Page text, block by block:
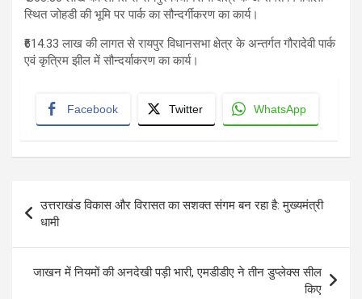
स्थित जोहडी की भूमि पर पार्क का सौन्दर्गीकरण का कार्य।
₹614.33 लाख की लागत से रायपुर विधानसभा क्षेत्र के अन्तर्गत गौरादेवी पार्क
एवं कृत्रिम झील में सौन्दर्याकरण का कार्य।
Facebook Twitter WhatsApp
navigation
उत्तराखंड विकास और विरासत का सशक्त संगम बन रहा है: मुख्यमंत्री
धामी
जाखन में नियमों की अनदेखी पड़ी भारी, एमडीडीए ने तीन डुप्लेक्स सील
किए